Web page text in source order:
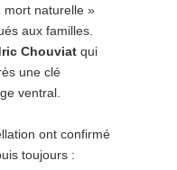
mort naturelle »
aux familles.
Chouviat qui
une clé
ventral.
ont confirmé
toujours :